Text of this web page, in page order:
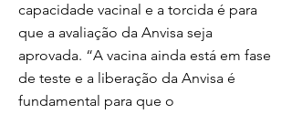
capacidade vacinal e a torcida é para
que a avaliação da Anvisa seja
aprovada. “A vacina ainda está em fase
de teste e a liberação da Anvisa é
fundamental para que o